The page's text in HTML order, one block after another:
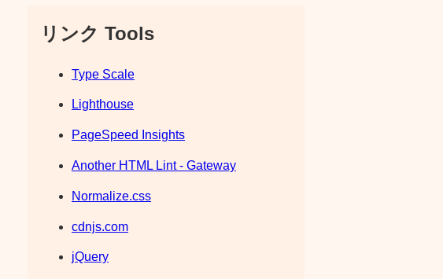
リンク Tools
Type Scale
Lighthouse
PageSpeed Insights
Another HTML Lint - Gateway
Normalize.css
cdnjs.com
jQuery